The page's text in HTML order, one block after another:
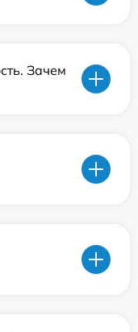
Зачем